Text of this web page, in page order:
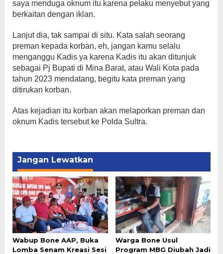
saya menduga oknum itu karena pelaku menyebut yang
berkaitan dengan iklan.
Lanjut dia, tak sampai di situ. Kata salah seorang
preman kepada korban, eh, jangan kamu selalu
menganggu Kadis ya karena Kadis itu akan ditunjuk
sebagai Pj Bupati di Mina Barat, atau Wali Kota pada
tahun 2023 mendatang, begitu kata preman yang
ditirukan korban.
Atas kejadian itu korban akan melaporkan preman dan
oknum Kadis tersebut ke Polda Sultra.
Jangan Lewatkan
Wabup Bone AAP, Buka
Lomba Senam Kreasi Sesi
Warga Bone Usul
Program MBG Diubah Jadi